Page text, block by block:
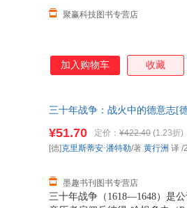
聚赢科技图书专营店
加入购物车 收藏
三十年战争：战火中的德意志[
电子发票！
三十年战争（1618—1648）是
¥51.70 定价： ¥422.40 (1.23折)
墨趣书刊图书专营店
[德]克里斯蒂安·潘特勒/著 黄行洲 译 /